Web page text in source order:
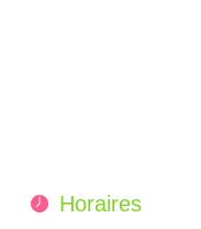
Horaires